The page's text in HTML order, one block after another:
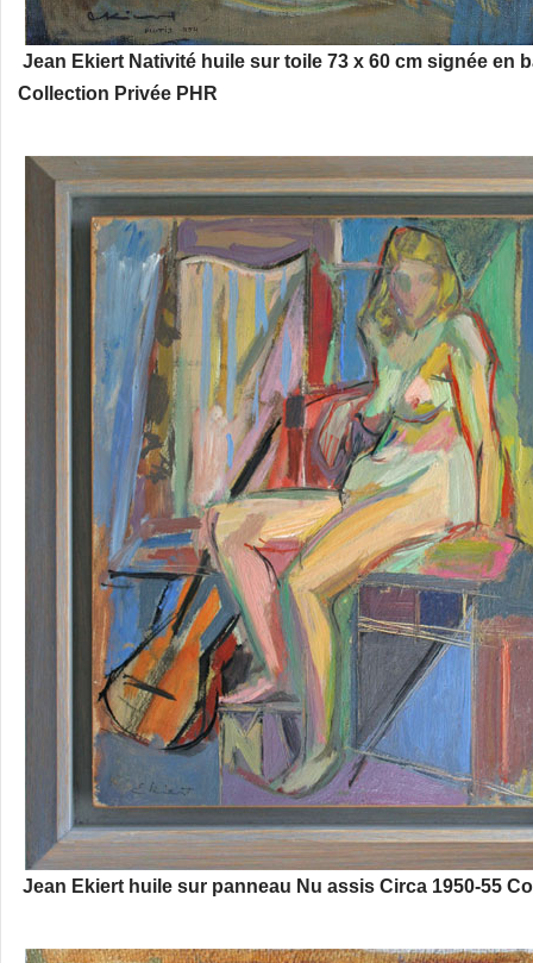
Jean Ekiert Nativité huile sur toile 73 x 60 cm signée en
Collection Privée PHR
Jean Ekiert huile sur panneau Nu assis Circa 1950-55